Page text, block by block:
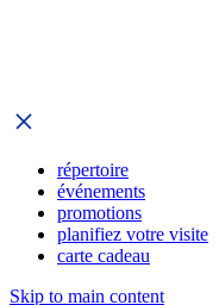
répertoire
événements
promotions
planifiez votre visite
carte cadeau
Skip to main content